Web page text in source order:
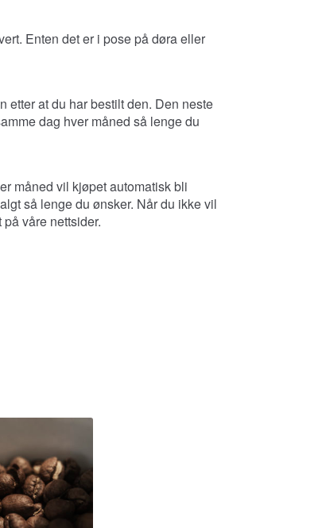
Enten det er i pose på døra eller
etter at du har bestilt den. Den neste
dag hver måned så lenge du
måned vil kjøpet automatisk bli
så lenge du ønsker. Når du ikke vil
våre nettsider.